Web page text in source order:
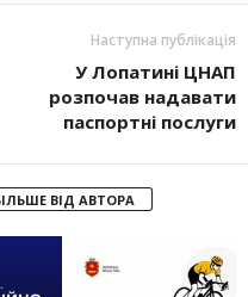
Наступна публікація
У Лопатині ЦНАП
розпочав надавати
паспортні послуги
ВІД АВТОРА